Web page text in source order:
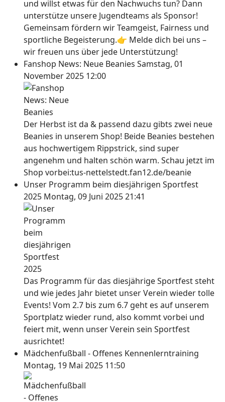
und willst etwas für den Nachwuchs tun? Dann
unterstütze unsere Jugendteams als Sponsor!
Gemeinsam fördern wir Teamgeist, Fairness und
sportliche Begeisterung.👉 Melde dich bei uns –
wir freuen uns über jede Unterstützung!
Fanshop News: Neue Beanies Samstag, 01
November 2025 12:00
Der Herbst ist da & passend dazu gibts zwei neue
Beanies in unserem Shop! Beide Beanies bestehen
aus hochwertigem Rippstrick, sind super
angenehm und halten schön warm. Schau jetzt im
Shop vorbei:tus-nettelstedt.fan12.de/beanie
Unser Programm beim diesjährigen Sportfest
2025 Montag, 09 Juni 2025 21:41
Das Programm für das diesjährige Sportfest steht
und wie jedes Jahr bietet unser Verein wieder tolle
Events! Vom 2.7 bis zum 6.7 geht es auf unserem
Sportplatz wieder rund, also kommt vorbei und
feiert mit, wenn unser Verein sein Sportfest
ausrichtet!
Mädchenfußball - Offenes Kennenlerntraining
Montag, 19 Mai 2025 11:50